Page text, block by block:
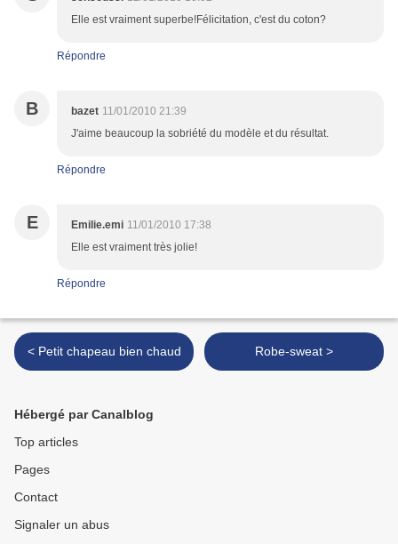
Elle est vraiment superbe!Félicitation, c'est du coton?
Répondre
B bazet 11/01/2010 21:39
J'aime beaucoup la sobriété du modèle et du résultat.
Répondre
E Emilie.emi 11/01/2010 17:38
Elle est vraiment très jolie!
Répondre
< Petit chapeau bien chaud Robe-sweat >
Hébergé par Canalblog
Top articles
Pages
Contact
Signaler un abus